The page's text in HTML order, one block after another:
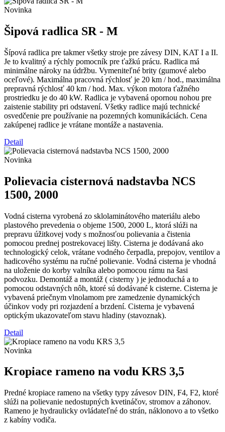
Novinka
Šipová radlica SR - M
Šípová radlica pre takmer všetky stroje pre závesy DIN, KAT I a II.
Je to kvalitný a rýchly pomocník pre ťažkú prácu. Radlica má
minimálne nároky na údržbu. Vymeniteľné brity (gumové alebo
oceľové). Maximálna pracovná rýchlosť je 20 km / hod., maximálna
prepravná rýchlosť 40 km / hod. Max. výkon motora ťažného
prostriedku je do 40 kW. Radlica je vybavená opornou nohou pre
zaistenie stability pri odstavení. Všetky radlice majú technické
osvedčenie pre používanie na pozemných komunikáciách. Cena
zakúpenej radlice je vrátane montáže a nastavenia.
Detail
Novinka
Polievacia cisternová nadstavba NCS
1500, 2000
Vodná cisterna vyrobená zo sklolaminátového materiálu alebo
plastového prevedenia o objeme 1500, 2000 L, ktorá slúži na
prepravu úžitkovej vody s možnosťou polievania a čistenia
pomocou prednej postrekovacej lišty. Cisterna je dodávaná ako
technologický celok, vrátane vodného čerpadla, prepojov, ventilov a
hadicového systému na ručné polievanie. Vodná cisterna je vhodná
na uloženie do korby valníka alebo pomocou rámu na šasi
podvozku. Demontáž a montáž ( cisterny ) je jednoduchá a to
pomocou odstavných nôh, ktoré sú dodávané k cisterne. Cisterna je
vybavená priečnym vlnolamom pre zamedzenie dynamických
účinkov vody pri rozjazdení a brzdení. Cisterna je vybavená
optickým ukazovateľom stavu hladiny (stavoznak).
Detail
Novinka
Kropiace rameno na vodu KRS 3,5
Predné kropiace rameno na všetky typy závesov DIN, F4, F2, ktoré
slúži na polievanie nedostupných kvetináčov, stromov a záhonov.
Rameno je hydraulicky ovládateľné do strán, náklonovo a to všetko
z kabíny vodiča.